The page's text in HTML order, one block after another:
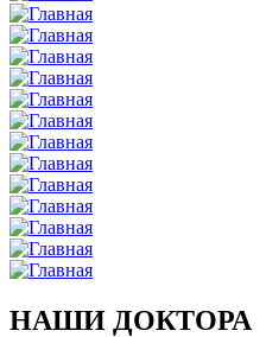
НАШИ ДОКТОРА